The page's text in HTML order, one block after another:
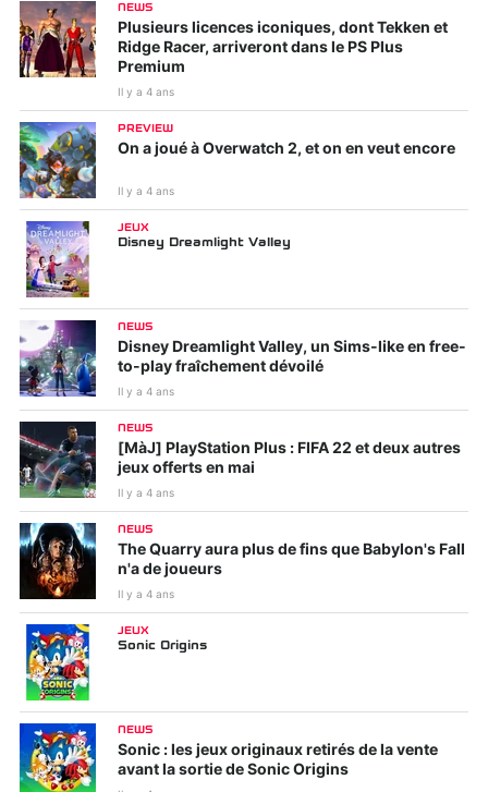
NEWS
Plusieurs licences iconiques, dont Tekken et
Ridge Racer, arriveront dans le PS Plus
Premium
Il y a 4 ans
PREVIEW
On a joué à Overwatch 2, et on en veut encore
Il y a 4 ans
JEUX
Disney Dreamlight Valley
NEWS
Disney Dreamlight Valley, un Sims-like en free-
to-play fraîchement dévoilé
Il y a 4 ans
NEWS
[MàJ] PlayStation Plus : FIFA 22 et deux autres
jeux offerts en mai
Il y a 4 ans
NEWS
The Quarry aura plus de fins que Babylon's Fall
n'a de joueurs
Il y a 4 ans
JEUX
Sonic Origins
NEWS
Sonic : les jeux originaux retirés de la vente
avant la sortie de Sonic Origins